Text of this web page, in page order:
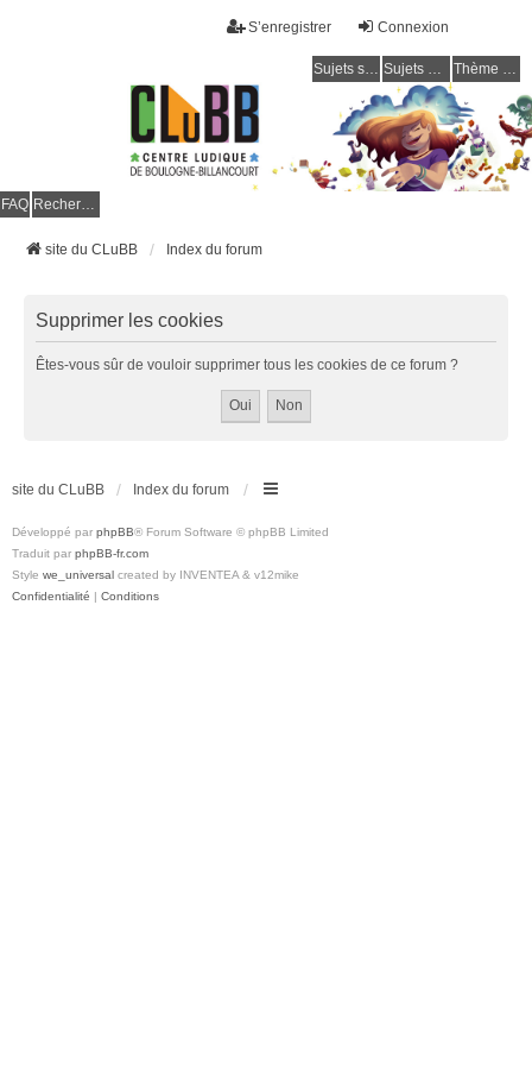
Connexion
S’enregistrer
Sujets sans réponse Sujets actifs Thème clair / foncé
FAQ Rechercher
site du CLuBB Index du forum
Supprimer les cookies
Êtes-vous sûr de vouloir supprimer tous les cookies de ce forum ?
site du CLuBB Index du forum
Développé par phpBB® Forum Software © phpBB Limited
Traduit par phpBB-fr.com
Style we_universal created by INVENTEA & v12mike
Confidentialité | Conditions